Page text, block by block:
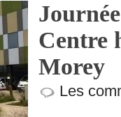
Centre
Morey
Les